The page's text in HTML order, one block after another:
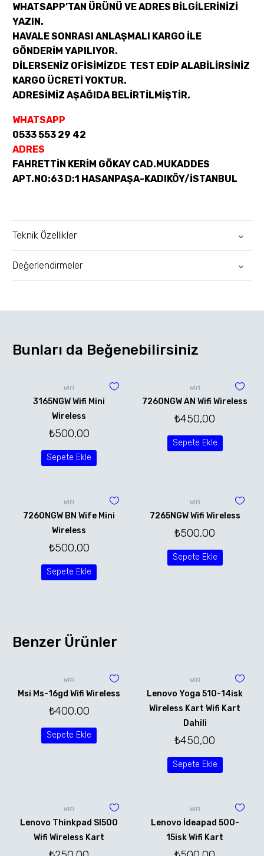
WHATSAPP’TAN ÜRÜNÜ VE ADRES BİLGİLERİNİZİ
YAZIN.
HAVALE SONRASI ANLAŞMALI KARGO İLE
GÖNDERİM YAPILIYOR.
DİLERSENİZ OFİSİMİZDE TEST EDİP ALABİLİRSİNİZ
KARGO ÜCRETİ YOKTUR.
ADRESİMİZ AŞAĞIDA BELİRTİLMİŞTİR.
WHATSAPP
0533 553 29 42
ADRES
FAHRETTİN KERİM GÖKAY CAD.MUKADDES
APT.NO:63 D:1 HASANPAŞA-KADIKÖY/İSTANBUL
Teknik Özellikler
Değerlendirmeler
Bunları da Beğenebilirsiniz
WİFİ
3165NGW Wifi Mini
Wireless
₺500,00
Sepete Ekle
WİFİ
7260NGW AN Wifi Wireless
₺450,00
Sepete Ekle
WİFİ
7260NGW BN Wife Mini
Wireless
₺500,00
Sepete Ekle
WİFİ
7265NGW Wifi Wireless
₺500,00
Sepete Ekle
Benzer Ürünler
WİFİ
Msi Ms-16gd Wifi Wireless
₺400,00
Sepete Ekle
WİFİ
Lenovo Yoga 510-14isk
Wireless Kart Wifi Kart
Dahili
₺450,00
Sepete Ekle
WİFİ
Lenovo Thinkpad Sl500
Wifi Wireless Kart
WİFİ
Lenovo İdeapad 500-
15isk Wifi Kart